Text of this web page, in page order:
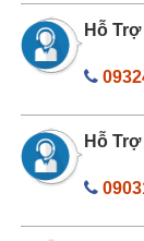
Hỗ
Hỗ